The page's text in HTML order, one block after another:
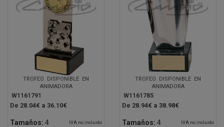
TROFEO DISPONIBLE EN
ANIMADORA
W1161791
De 28.04€ a 36.10€
Tamaños: 4 IVA no incluido
TROFEO DISPONIBLE EN
ANIMADORA
W1161785
De 28.94€ a 38.98€
Tamaños: 4 IVA no incluido